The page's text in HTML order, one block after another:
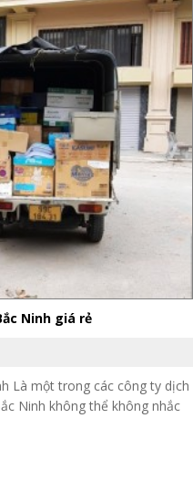
Ninh giá rẻ
Là một trong các công ty dịch
Ninh không thể không nhắc